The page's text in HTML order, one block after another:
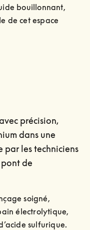
bouillonnant,
de cet espace
précision,
dans une
par les techniciens
pont de
soigné,
électrolytique,
sulfurique.